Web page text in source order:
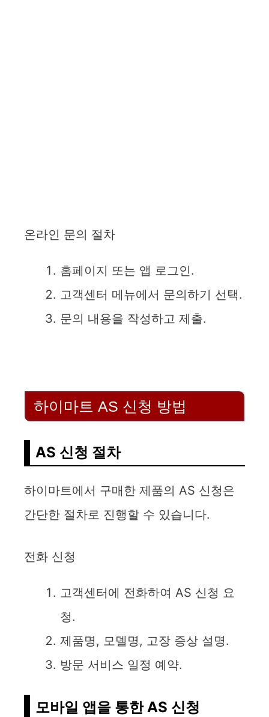
온라인 문의 절차
홈페이지 또는 앱 로그인.
고객센터 메뉴에서 문의하기 선택.
문의 내용을 작성하고 제출.
하이마트 AS 신청 방법
AS 신청 절차
하이마트에서 구매한 제품의 AS 신청은
간단한 절차로 진행할 수 있습니다.
전화 신청
고객센터에 전화하여 AS 신청 요
청.
제품명, 모델명, 고장 증상 설명.
방문 서비스 일정 예약.
모바일 앱을 통한 AS 신청